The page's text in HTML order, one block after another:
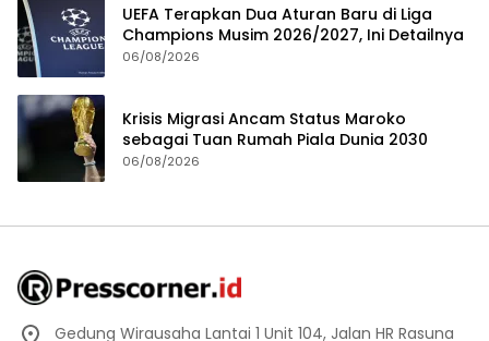
UEFA Terapkan Dua Aturan Baru di Liga
Champions Musim 2026/2027, Ini Detailnya
06/08/2026
Krisis Migrasi Ancam Status Maroko
sebagai Tuan Rumah Piala Dunia 2030
06/08/2026
Gedung Wirausaha Lantai 1 Unit 104, Jalan HR Rasuna